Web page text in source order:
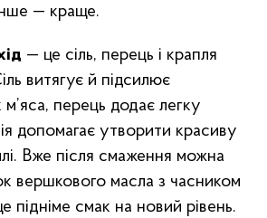
— краще.
— це сіль, перець і крапля
витягує й підсилює
перець додає легку
допомагає утворити красиву
Вже після смаження можна
вершкового масла з часником
підніме смак на новий рівень.